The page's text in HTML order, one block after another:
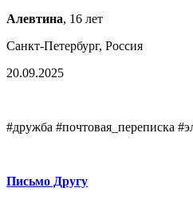
Алевтина, 16 лет
Санкт-Петербург, Россия
20.09.2025
#дружба #почтовая_переписка
Письмо Другу